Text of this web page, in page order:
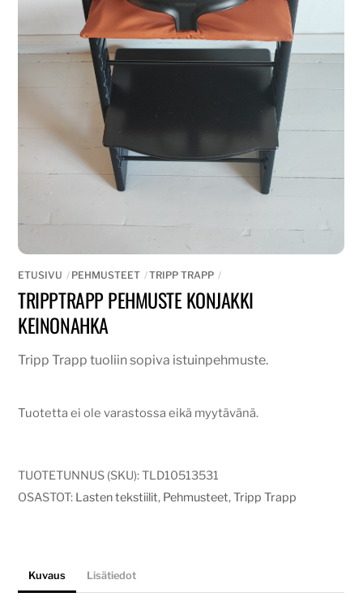
ETUSIVU PEHMUSTEET TRIPP TRAPP
TRIPPTRAPP PEHMUSTE KONJAKKI
KEINONAHKA
Tripp Trapp tuoliin sopiva istuinpehmuste.
Tuotetta ei ole varastossa eikä myytävänä.
TUOTETUNNUS (SKU):TLD10513531
OSASTOT: Lasten tekstiilit, Pehmusteet,Tripp Trapp
Kuvaus Lisätiedot